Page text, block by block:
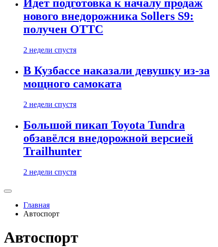
Идет подготовка к началу продаж
нового внедорожника Sollers S9:
получен ОТТС
2 недели спустя
В Кузбассе наказали девушку из-за
мощного самоката
2 недели спустя
Большой пикап Toyota Tundra
обзавёлся внедорожной версией
Trailhunter
2 недели спустя
Главная
Автоспорт
Автоспорт